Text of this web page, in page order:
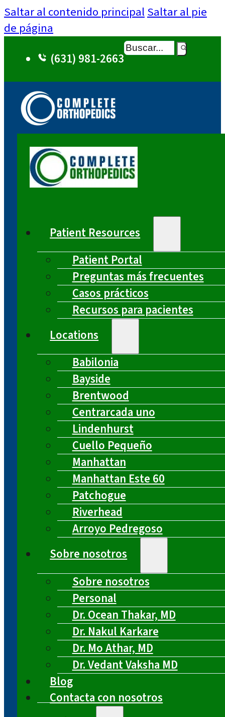
Saltar al contenido principal Saltar al pie
de página
(631) 981-2663
Buscar
Patient Resources
Patient Portal
Preguntas más frecuentes
Casos prácticos
Recursos para pacientes
Locations
Babilonia
Bayside
Brentwood
Centrarcada uno
Lindenhurst
Cuello Pequeño
Manhattan
Manhattan Este 60
Patchogue
Riverhead
Arroyo Pedregoso
Sobre nosotros
Sobre nosotros
Personal
Dr. Ocean Thakar, MD
Dr. Nakul Karkare
Dr. Mo Athar, MD
Dr. Vedant Vaksha MD
Blog
Contacta con nosotros